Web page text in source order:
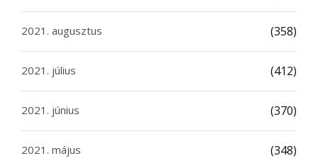
2021. augusztus (358)
2021. július (412)
2021. június (370)
2021. május (348)